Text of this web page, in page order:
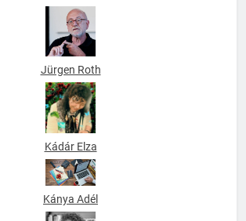
Juhász Anikó
Jürgen Roth
Kádár Elza
Kánya Adél